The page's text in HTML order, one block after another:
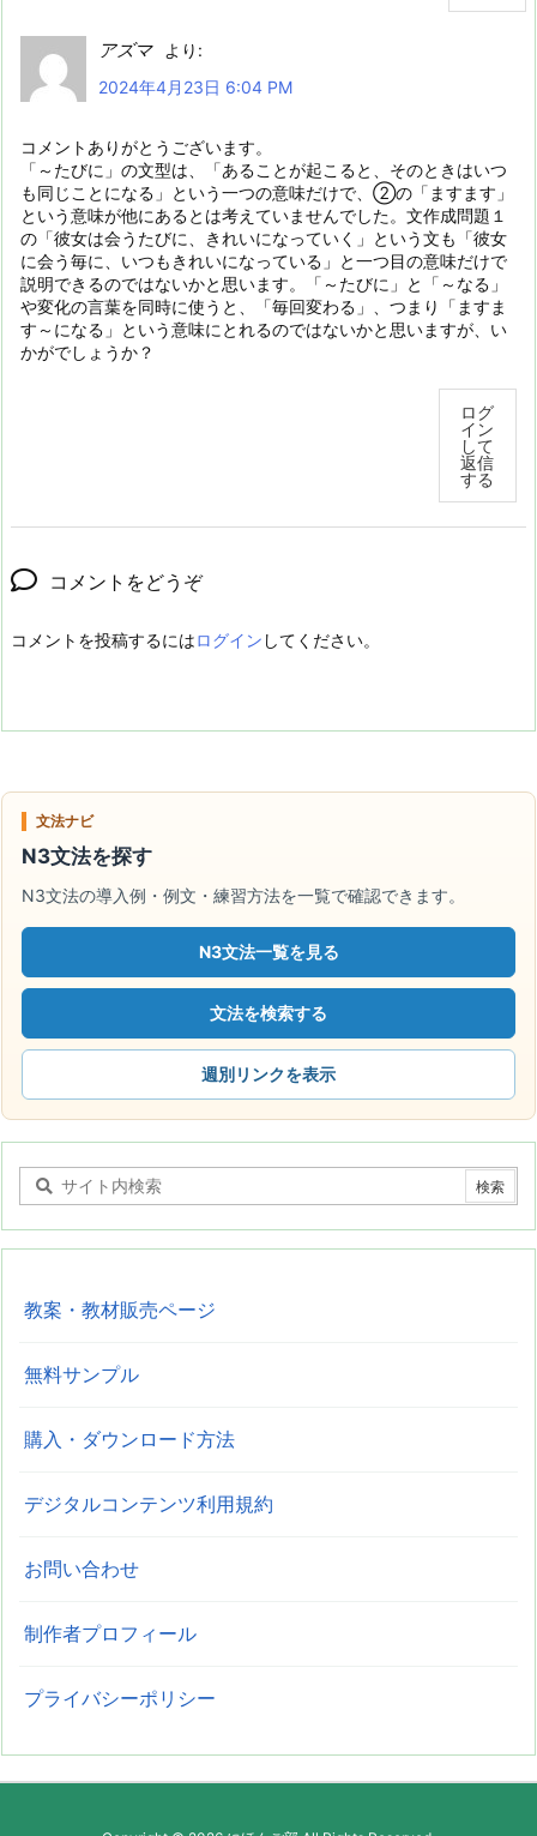
アズマ
より:
2024年4月23日 6:04 PM
コメントありがとうございます。
「～たびに」の文型は、「あることが起こると、そのときはいつ
も同じことになる」という一つの意味だけで、②の「ますます」
という意味が他にあるとは考えていませんでした。文作成問題１
の「彼女は会うたびに、きれいになっていく」という文も「彼女
に会う毎に、いつもきれいになっている」と一つ目の意味だけで
説明できるのではないかと思います。「～たびに」と「～なる」
や変化の言葉を同時に使うと、「毎回変わる」、つまり「ますま
す～になる」という意味にとれるのではないかと思いますが、い
かがでしょうか？
ログ
イン
して
返信
する
コメントをどうぞ
コメントを投稿するにはログイン してください。
文法ナビ
N3文法を探す
N3文法の導入例・例文・練習方法を一覧で確認できます。
N3文法一覧を見る
文法を検索する
週別リンクを表示
教案・教材販売ページ
無料サンプル
購入・ダウンロード方法
デジタルコンテンツ利用規約
お問い合わせ
制作者プロフィール
プライバシーポリシー